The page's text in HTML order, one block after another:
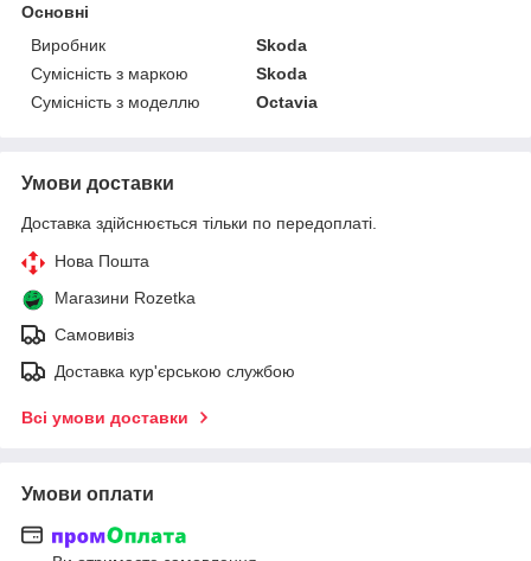
Основні
Виробник
Skoda
Сумісність з маркою
Skoda
Сумісність з моделлю
Octavia
Умови доставки
Доставка здійснюється тільки по передоплаті.
Нова Пошта
Магазини Rozetka
Самовивіз
Доставка кур'єрською службою
Всі умови доставки
Умови оплати